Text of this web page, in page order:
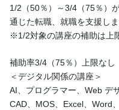
1/2（50％）～3/4（75％）
通じた転職、就職を支援しま
※1/2対象の講座の補助は上
補助率3/4（75％）上限なし
＜デジタル関係の講座＞
AI、プログラマー、Web デ
CAD、MOS、Excel、Word